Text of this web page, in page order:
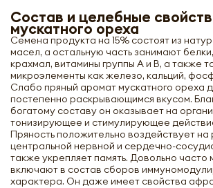
Состав и целебные
мускатного ореха
Семена продукта на 15% состоят из
масел, а остальную часть занимают
крахмал, витамины группы А и В, а также
микроэлементы как железо, кальций,
Слабо пряный аромат мускатного ореха
постепенно раскрывающимся вкусом.
богатому составу он оказывает на
тонизирующее и стимулирующее
Пряность положительно воздействует на
центральной нервной и сердечно-
также укрепляет память. Довольно часто
включают в состав сборов
характера. Он даже имеет свойства